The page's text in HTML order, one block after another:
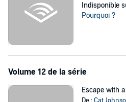
Indisponible
Pourquoi ?
Volume 12 de la série
Escape with